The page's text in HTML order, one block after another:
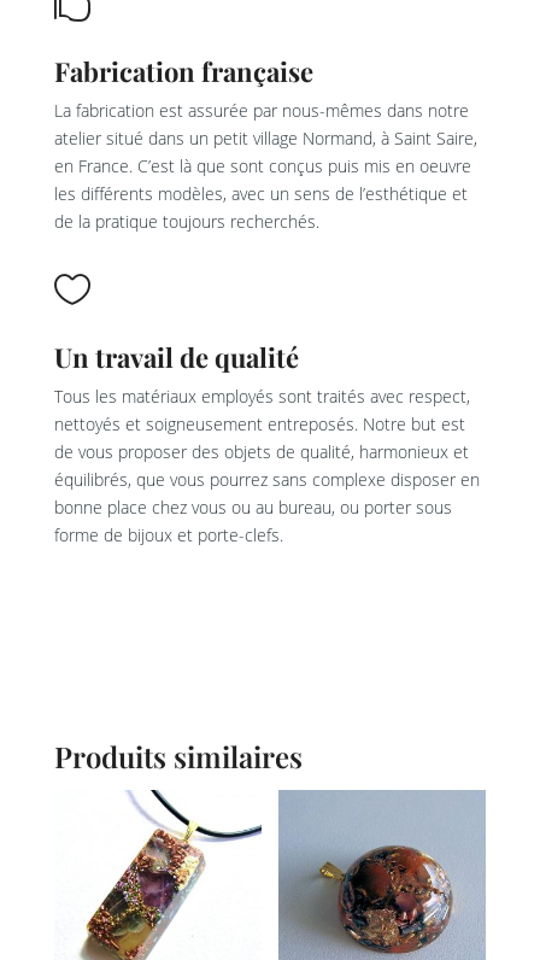
Fabrication française
La fabrication est assurée par nous-mêmes dans notre
atelier situé dans un petit village Normand, à Saint Saire,
en France. C’est là que sont conçus puis mis en oeuvre
les différents modèles, avec un sens de l’esthétique et
de la pratique toujours recherchés.

Un travail de qualité
Tous les matériaux employés sont traités avec respect,
nettoyés et soigneusement entreposés. Notre but est
de vous proposer des objets de qualité, harmonieux et
équilibrés, que vous pourrez sans complexe disposer en
bonne place chez vous ou au bureau, ou porter sous
forme de bijoux et porte-clefs.
Produits similaires